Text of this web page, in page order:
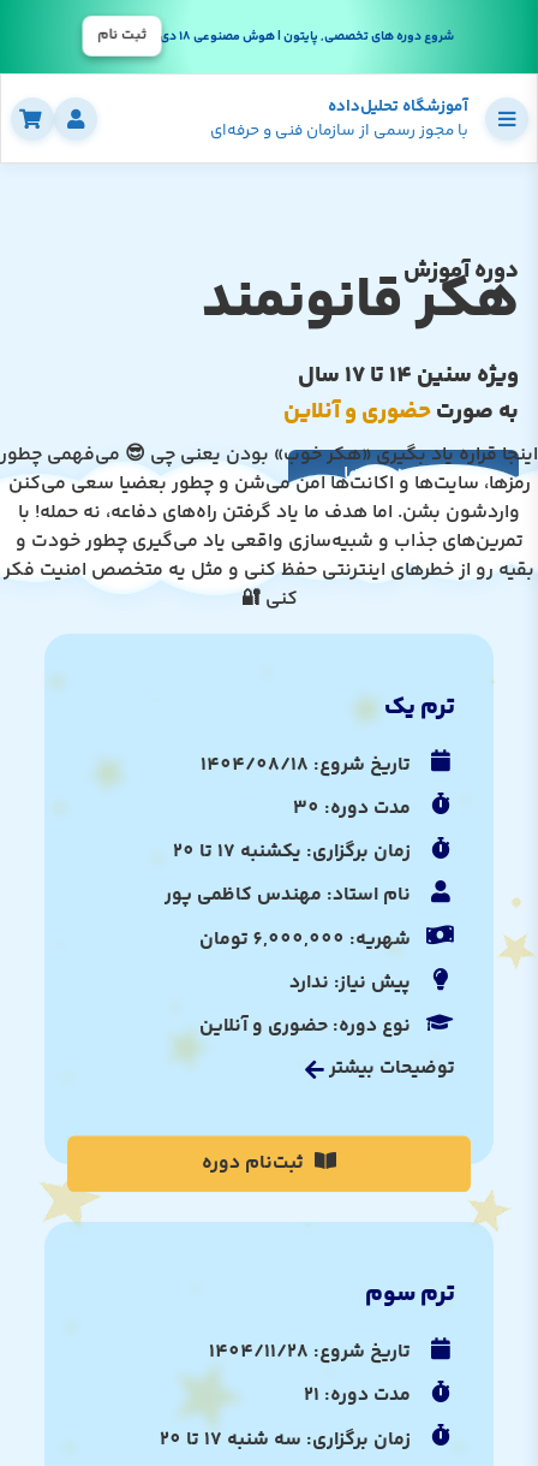
شروع دوره های تخصصی, پایتون | هوش مصنوعی 18 دی ثبت نام
آموزشگاه تحلیل‌داده
با مجوز رسمی از سازمان فنی و حرفه‌ای
دوره آموزش
هکر قانونمند
ویژه سنین 14 تا 17 سال
به صورتحضوری و آنلاین
مشاهده ترم‌ها
اینجا قراره یاد بگیری «هکر خوب» بودن یعنی چی 😎 می‌فهمی چطور
رمزها، سایت‌ها و اکانت‌ها امن می‌شن و چطور بعضیا سعی می‌کنن
واردشون بشن. اما هدف ما یاد گرفتن راه‌های دفاعه، نه حمله! با
تمرین‌های جذاب و شبیه‌سازی واقعی یاد می‌گیری چطور خودت و
بقیه رو از خطرهای اینترنتی حفظ کنی و مثل یه متخصص امنیت فکر
کنی 🔐
ترم یک
تاریخ شروع: 1404/08/18
مدت دوره: 30
زمان برگزاری: یکشنبه 17 تا 20
نام استاد: مهندس کاظمی پور
شهریه: 6,000,000 تومان
پیش نیاز: ندارد
نوع دوره: حضوری و آنلاین
توضیحات بیشتر
ترم سوم
تاریخ شروع: 1404/11/28
مدت دوره: 21
زمان برگزاری: سه شنبه 17 تا 20